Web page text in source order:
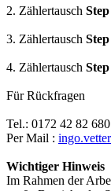
2. Zählertausch Step
3. Zählertausch
4. Zählertausch
Für Rückfragen
Tel.: 0172 42 82 680
Per Mail :
Wichtiger Hinweis
Im Rahmen der